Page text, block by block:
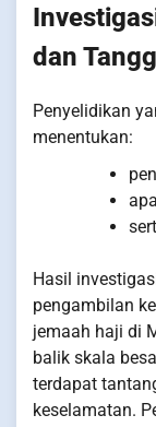
dan
Penyelidikan
menentukan:
Hasil
pengambilan
jemaah haji di
balik skala
terdapat
keselamatan.